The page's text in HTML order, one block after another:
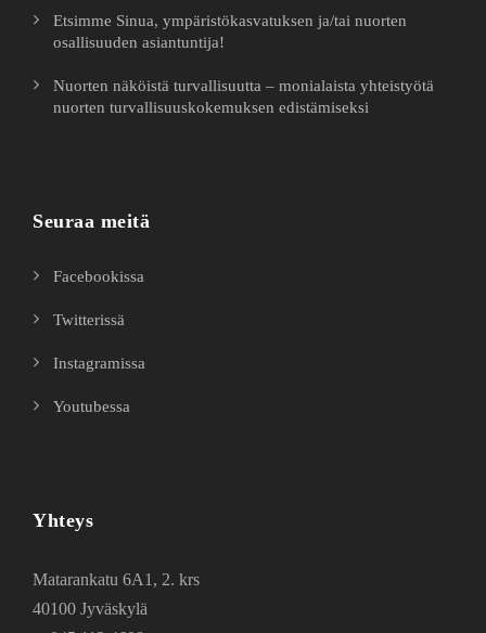
Etsimme Sinua, ympäristökasvatuksen ja/tai nuorten
osallisuuden asiantuntija!
Nuorten näköistä turvallisuutta – monialaista yhteistyötä
nuorten turvallisuuskokemuksen edistämiseksi
Seuraa meitä
Facebookissa
Twitterissä
Instagramissa
Youtubessa
Yhteys
Matarankatu 6A1, 2. krs
40100 Jyväskylä